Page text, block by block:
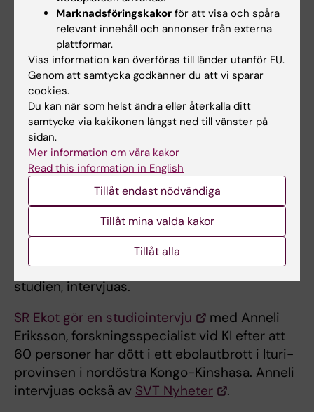
vanligare i Sverige och drabbar allt fler äldre
kvinnor. 1:03 in i sändningen.
Den aktiva substansen i psykedeliska
svampar, psilocybin, kan hjälpa mot
depression visar en ny studie från KI. Mikael
Tiger, docent i psykiatri på KI,intervjuas av
SR
. Hampus Yngve., doktorand vid KI,
medverkar i TV4-nyheterna
SR P4 Stockholm uppmärksammar
en
studie som visar att personer födda utanför
Europa, eller som har föräldrar av
utomeuropeisk bakgrund, oftare drabbas av
ätstörningar än personer födda i Sverige.
Mattias Strand, en av KI-forskarna bakom
studien, intervjuas.
SR Ekot gör en studiointervju
med Anneli
Eriksson, forskningsspecialist vid KI efter att
60 personer har dött i ett ebolautbrott i Ituri-
provinsen i nordöstra Kongo-Kinshasa. Anneli
intervjuas också av SVT Nyheter
.
Marknadsföringskakor för att visa och spåra
relevant innehåll och annonser från externa
plattformar.
Viss information kan överföras till länder utanför EU.
Genom att samtycka godkänner du att vi sparar
cookies.
Du kan när som helst ändra eller återkalla ditt
samtycke via kakikonen längst ned till vänster på
sidan.
Mer information om våra kakor
Read this information in English
Tillåt endast nödvändiga
Tillåt mina valda kakor
Tillåt alla